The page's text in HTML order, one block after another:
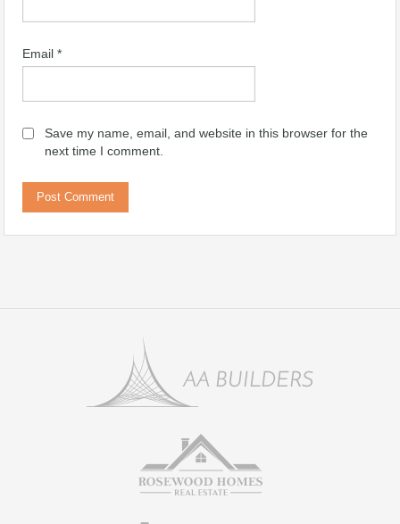
Email *
Save my name, email, and website in this browser for the
next time I comment.